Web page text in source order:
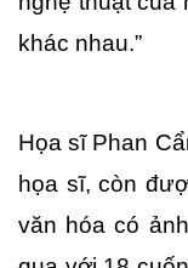
khác nhau.”
Họa sĩ Phan
họa sĩ, còn
văn hóa có